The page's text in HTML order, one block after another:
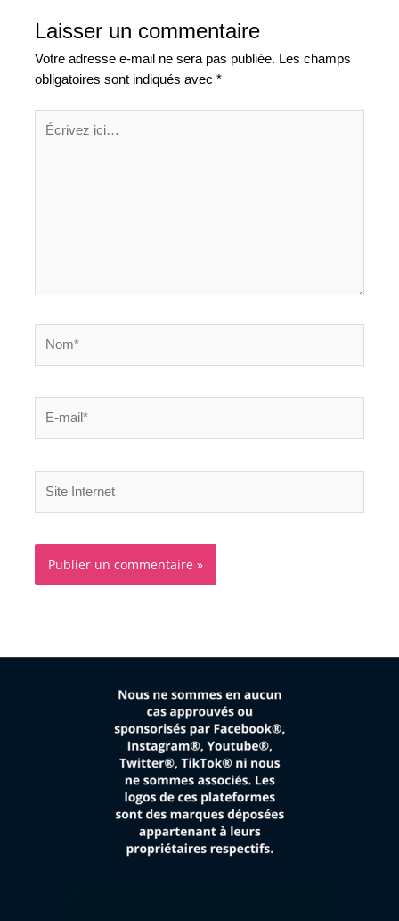
Laisser un commentaire
Votre adresse e-mail ne sera pas publiée. Les champs
obligatoires sont indiqués avec*
ici…
mail*
Internet